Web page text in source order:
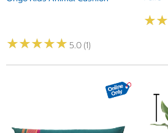
★★★★★
★★★★★ 5.0 (1)
★★
★★